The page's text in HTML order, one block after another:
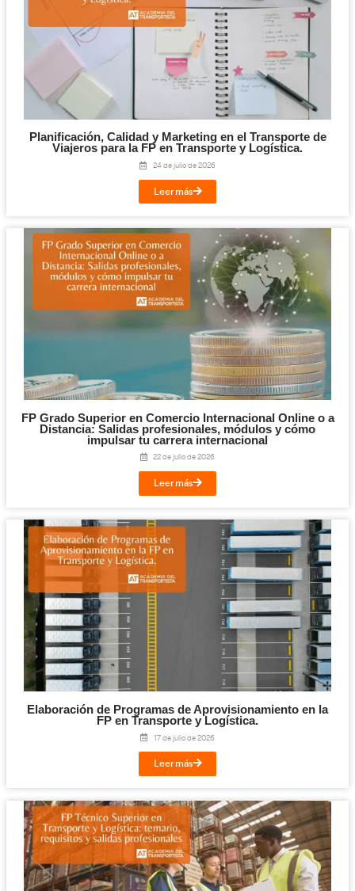
Competencia Profesional para el
Mercancías y Viajeros: qué es, requisitos y
el examen en 2026
30 de julio de 2026
Leer más
Cloud y Sistemas Conectados para la FP en
Logística.
29 de julio de 2026
Leer más